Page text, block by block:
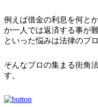
例えば借金の利息を何と
か一人では返済する事が
といった悩みは法律のプ
そんなプロの集まる街角
す。